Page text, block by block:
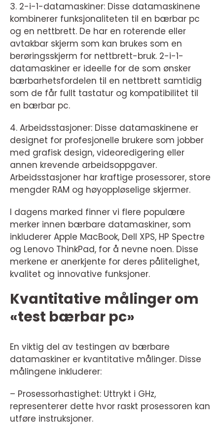
3. 2-i-1-datamaskiner: Disse datamaskinene
kombinerer funksjonaliteten til en bærbar pc
og en nettbrett. De har en roterende eller
avtakbar skjerm som kan brukes som en
berøringsskjerm for nettbrett-bruk. 2-i-1-
datamaskiner er ideelle for de som ønsker
bærbarhetsfordelen til en nettbrett samtidig
som de får fullt tastatur og kompatibilitet til
en bærbar pc.
4. Arbeidsstasjoner: Disse datamaskinene er
designet for profesjonelle brukere som jobber
med grafisk design, videoredigering eller
annen krevende arbeidsoppgaver.
Arbeidsstasjoner har kraftige prosessorer, store
mengder RAM og høyoppløselige skjermer.
I dagens marked finner vi flere populære
merker innen bærbare datamaskiner, som
inkluderer Apple MacBook, Dell XPS, HP Spectre
og Lenovo ThinkPad, for å nevne noen. Disse
merkene er anerkjente for deres pålitelighet,
kvalitet og innovative funksjoner.
Kvantitative målinger om
«test bærbar pc»
En viktig del av testingen av bærbare
datamaskiner er kvantitative målinger. Disse
målingene inkluderer:
– Prosessorhastighet: Uttrykt i GHz,
representerer dette hvor raskt prosessoren kan
utføre instruksjoner.